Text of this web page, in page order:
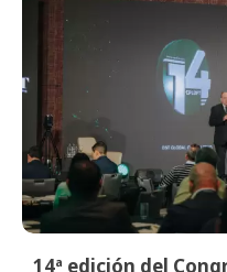
14ª edición del